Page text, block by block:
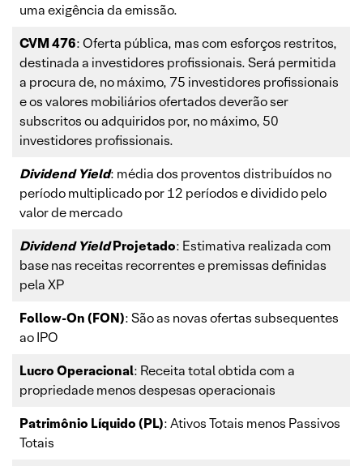
uma exigência da emissão.
CVM 476: Oferta pública, mas com esforços restritos,
destinada a investidores profissionais. Será permitida
a procura de, no máximo, 75 investidores profissionais
e os valores mobiliários ofertados deverão ser
subscritos ou adquiridos por, no máximo, 50
investidores profissionais.
Dividend Yield: média dos proventos distribuídos no
período multiplicado por 12 períodos e dividido pelo
valor de mercado
Dividend YieldProjetado: Estimativa realizada com
base nas receitas recorrentes e premissas definidas
pela XP
Follow-On (FON): São as novas ofertas subsequentes
ao IPO
Lucro Operacional: Receita total obtida com a
propriedade menos despesas operacionais
Patrimônio Líquido (PL): Ativos Totais menos Passivos
Totais